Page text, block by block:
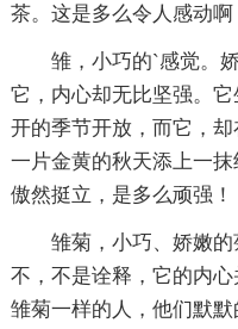
茶。这是多么令人感动啊
雏，小巧的`感觉。
它，内心却无比坚强。
开的季节开放，而它，
一片金黄的秋天添上一
傲然挺立，是多么顽强！
雏菊，小巧、娇嫩的
不，不是诠释，它的内
雏菊一样的人，他们默